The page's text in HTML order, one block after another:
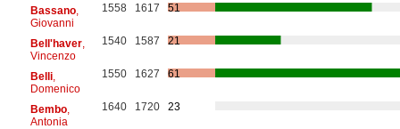
Bassano,
Giovanni
1558 1617 51
Bell'haver,
Vincenzo
1540 1587 21
Belli,
Domenico
1550 1627 61
Bembo,
Antonia
1640 1720 23